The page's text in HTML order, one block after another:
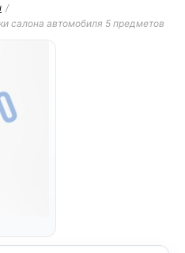
/
салона автомобиля 5 предметов